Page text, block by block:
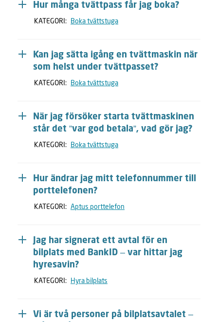
Hur många tvättpass får jag boka?
KATEGORI: Boka tvättstuga
Kan jag sätta igång en tvättmaskin när
som helst under tvättpasset?
KATEGORI: Boka tvättstuga
När jag försöker starta tvättmaskinen
står det ”var god betala”, vad gör jag?
KATEGORI: Boka tvättstuga
Hur ändrar jag mitt telefonnummer till
porttelefonen?
KATEGORI: Aptus porttelefon
Jag har signerat ett avtal för en
bilplats med BankID – var hittar jag
hyresavin?
KATEGORI: Hyra bilplats
Vi är två personer på bilplatsavtalet –